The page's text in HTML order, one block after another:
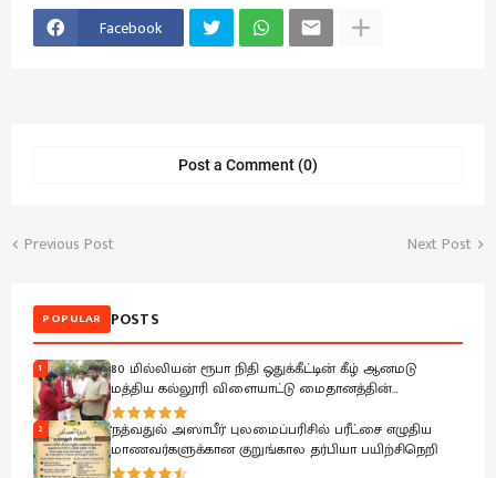
Facebook
Post a Comment (0)
Previous Post Next Post
POPULAR POSTS
1
80 மில்லியன் ரூபா நிதி ஒதுக்கீட்டின் கீழ் ஆனமடு
மத்திய கல்லூரி விளையாட்டு மைதானத்தின்
அபிவிருத்தி பணிகள் ஆரம்பம்.
2
'நத்வதுல் அஸாபீர்' புலமைப்பரிசில் பரீட்சை எழுதிய
மாணவர்களுக்கான குறுங்கால தர்பியா பயிற்சிநெறி